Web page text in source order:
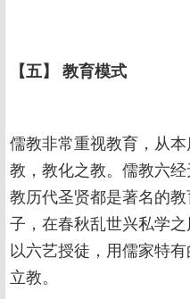
【五】 教育模式
儒教非常重视教育，从
教，教化之教。儒教六
教历代圣贤都是著名的
子，在春秋乱世兴私学
以六艺授徒，用儒家特
立教。